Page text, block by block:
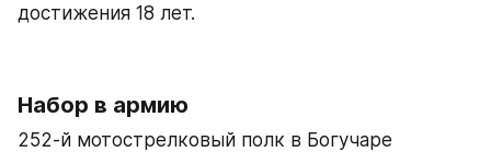
достижения 18 лет.
Набор в армию
252-й мотострелковый полк в Богучаре